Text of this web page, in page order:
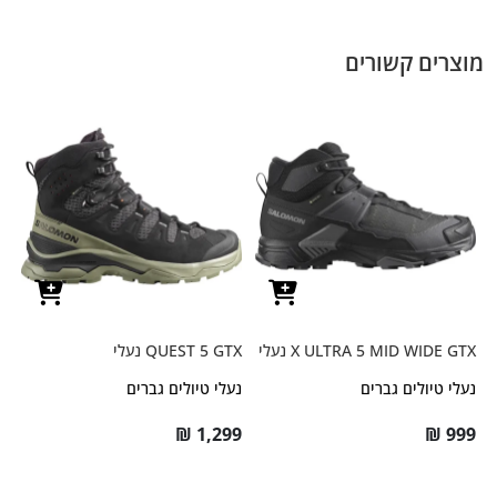
מוצרים קשורים
X ULTRA 5 MID WIDE GTX נעלי
נעלי טיולים גברים
₪ 999
QUEST 5 GTX נעלי
נעלי טיולים גברים
₪ 1,299